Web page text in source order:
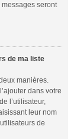
messages seront
de ma liste
manières.
dans votre
l’utilisateur,
leur nom
de